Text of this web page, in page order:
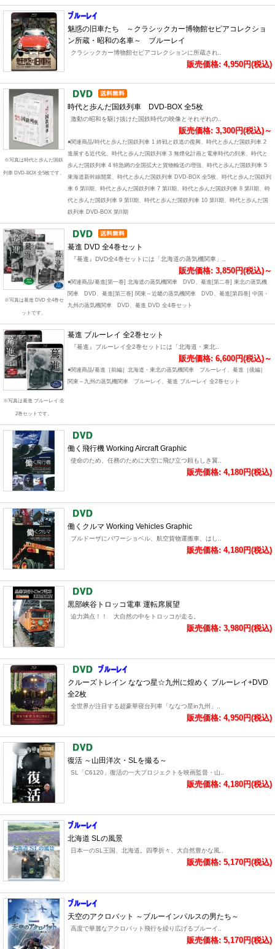
魅惑の旧車たち ～クラシックカー博物館セピアコレクショ
ン所蔵・昭和の名車～ ブルーレイ
クラシックカー博物館セピアコレクションに所蔵され..
販売価格: 4,950円(税込)
※写真は時代と歩んだ国鉄
列車 DVD-BOX 全5枚です。
時代と歩んだ国鉄列車 DVD-BOX 全5枚
激動の昭和を駆け抜けた国鉄時代の映像とそれぞれの..
販売価格: 3,300円(税込)～
●関連商品/時代と歩んだ国鉄列車 1 終戦と鉄道の復興、時代と歩んだ国鉄列車 2
進展する近代化、時代と歩んだ国鉄列車 3 無煙化計画と電車時代の到来、時代と
歩んだ国鉄列車 4 特急網の全国拡大と貨物輸送の増強、時代と歩んだ国鉄列車 5
東海道新幹線開業、時代と歩んだ国鉄列車 DVD-BOX 全5枚、時代と歩んだ国鉄列
車 6 第II期、時代と歩んだ国鉄列車 7 第II期、時代と歩んだ国鉄列車 8 第II期、時
代と歩んだ国鉄列車 9 第II期、時代と歩んだ国鉄列車 10 第II期、時代と歩んだ国
鉄列車 DVD-BOX 第II期
※写真は驀進 DVD 全4巻セ
ットです。
驀進 DVD 全4巻セット
『驀進』DVD全4巻セットには「北海道の蒸気機関車」..
販売価格: 3,850円(税込)～
●関連商品/驀進[第一巻] 北海道の蒸気機関車 DVD、驀進[第二巻] 東北の蒸気機
関車 DVD、驀進[第三巻] 関東～近畿の蒸気機関車 DVD、驀進[第四巻] 中国・
九州の蒸気機関車 DVD、驀進 DVD 全4巻セット
※写真は驀進 ブルーレイ 全
2巻セットです。
驀進 ブルーレイ 全2巻セット
『驀進』ブルーレイ全2巻セットには「北海道・東北..
販売価格: 6,600円(税込)～
●関連商品/驀進［前編］北海道・東北の蒸気機関車 ブルーレイ、驀進［後編］
関東～九州の蒸気機関車 ブルーレイ、驀進 ブルーレイ 全2巻セット
働く飛行機 Working Aircraft Graphic
使命のため、任務のために大空に飛び立つ頼もしき翼..
販売価格: 4,180円(税込)
働くクルマ Working Vehicles Graphic
ブルドーザにパワーショベル、航空貨物運搬車、はし..
販売価格: 4,180円(税込)
黒部峡谷トロッコ電車 運転席展望
迫力満点！！ 大自然の中をトロッコが走る。
販売価格: 3,980円(税込)
クルーズトレイン ななつ星☆九州に煌めく ブルーレイ+DVD
全2枚
全世界が注目する超豪華寝台列車「ななつ星in九州」..
販売価格: 4,950円(税込)
復活 ～山田洋次・SLを撮る～
SL「C6120」復活の一大プロジェクトを映画監督・山..
販売価格: 4,180円(税込)
北海道 SLの風景
日本一のSL王国、北海道。四季折々、大自然豊かな風..
販売価格: 5,170円(税込)
天空のアクロバット ～ブルーインパルスの男たち～
高度で華麗なアクロバット飛行を繰り広げるブルーイ..
販売価格: 5,170円(税込)